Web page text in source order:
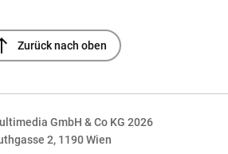
Zurück nach oben
GmbH & Co KG 2026
2, 1190 Wien